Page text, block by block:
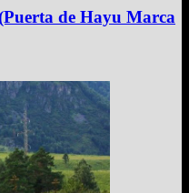
de Hayu Marca